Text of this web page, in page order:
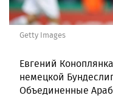
Getty Images
Евгений
немецкой
Объединенные